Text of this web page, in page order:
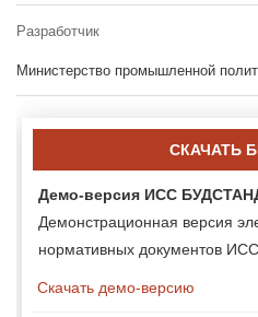
Разработчик
Министерство промышленной
СКАЧАТЬ
Демо-версия ИСС
Демонстрационная версия
нормативных документов
Скачать демо-версию